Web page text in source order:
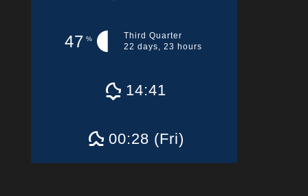
47 %
Third Quarter
22 days, 23 hours
14:41
00:28 (Fri)